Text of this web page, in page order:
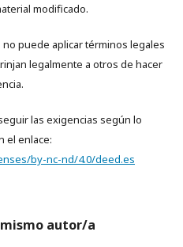
modificado.
no puede aplicar términos legales
legalmente a otros de hacer
las exigencias según lo
el enlace:
by-nc-nd/4.0/deed.es
autor/a